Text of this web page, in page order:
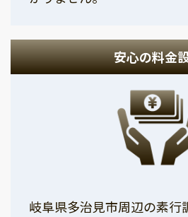
安心の料金
岐阜県多治見市周辺の素行